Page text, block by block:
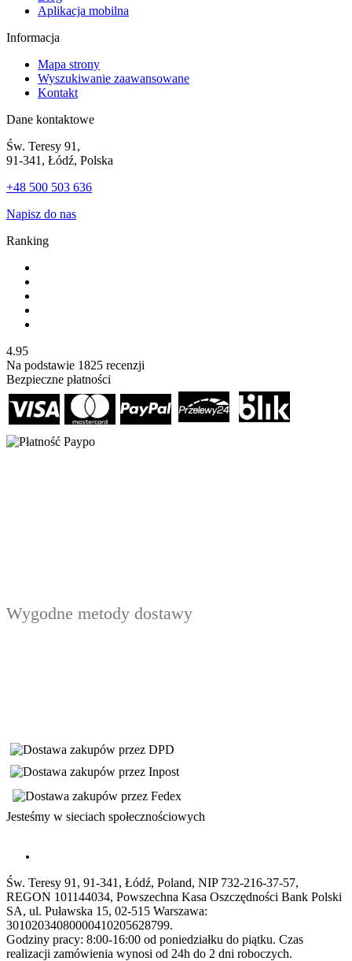
Aplikacja mobilna
Informacja
Mapa strony
Wyszukiwanie zaawansowane
Kontakt
Dane kontaktowe
Św. Teresy 91,
91-341, Łódź, Polska
+48 500 503 636
Napisz do nas
Ranking
4.95
Na podstawie 1825 recenzji
Bezpieczne płatności
Wygodne metody dostawy
Jesteśmy w sieciach społecznościowych
Św. Teresy 91, 91-341, Łódź, Poland, NIP 732-216-37-57,
REGON 101144034, Powszechna Kasa Oszczędności Bank Polski
SA, ul. Puławska 15, 02-515 Warszawa:
30102034080000410205628799.
Godziny pracy: 8:00-16:00 od poniedziałku do piątku. Czas
realizacji zamówienia wynosi od 24h do 2 dni roboczych.